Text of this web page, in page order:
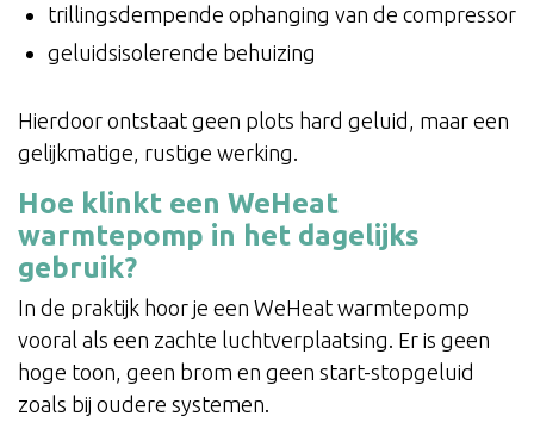
trillingsdempende ophanging van de compressor
geluidsisolerende behuizing
Hierdoor ontstaat geen plots hard geluid, maar een
gelijkmatige, rustige werking.
Hoe klinkt een WeHeat
warmtepomp in het dagelijks
gebruik?
In de praktijk hoor je een WeHeat warmtepomp
vooral als een zachte luchtverplaatsing. Er is geen
hoge toon, geen brom en geen start-stopgeluid
zoals bij oudere systemen.